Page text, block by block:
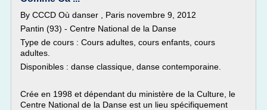
By CCCD Où danser , Paris novembre 9, 2012
Pantin (93) - Centre National de la Danse
Type de cours : Cours adultes, cours enfants, cours
adultes.
Disponibles : danse classique, danse contemporaine.
Crée en 1998 et dépendant du ministère de la Culture, le
Centre National de la Danse est un lieu spécifiquement